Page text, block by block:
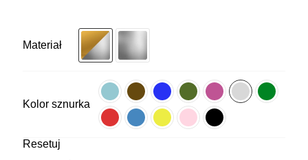
Materiał
Kolor sznurka
Resetuj